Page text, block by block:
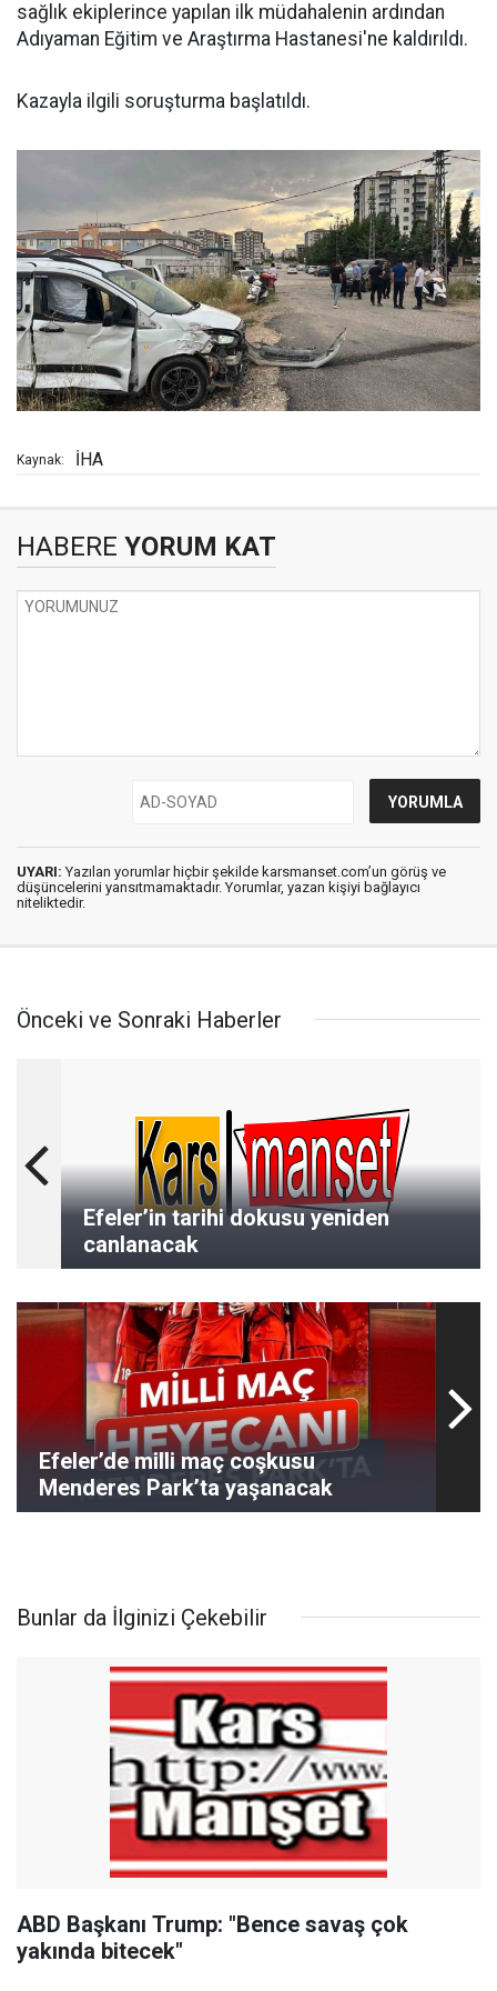
sağlık ekiplerince yapılan ilk müdahalenin ardından
Adıyaman Eğitim ve Araştırma Hastanesi'ne kaldırıldı.
Kazayla ilgili soruşturma başlatıldı.
Kaynak: İHA
HABERE YORUM KAT
UYARI: Yazılan yorumlar hiçbir şekilde karsmanset.com’un görüş ve
düşüncelerini yansıtmamaktadır. Yorumlar, yazan kişiyi bağlayıcı
niteliktedir.
Önceki ve Sonraki Haberler
Efeler’in tarihi dokusu yeniden
canlanacak
Efeler’de milli maç coşkusu
Menderes Park’ta yaşanacak
Bunlar da İlginizi Çekebilir
ABD Başkanı Trump: "Bence savaş çok
yakında bitecek"